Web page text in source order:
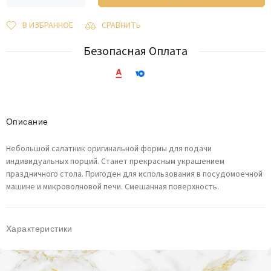
В ИЗБРАННОЕ СРАВНИТЬ
Безопасная Оплата
Описание
Небольшой салатник оригинальной формы для подачи
индивидуальных порций. Станет прекрасным украшением
праздничного стола. Пригоден для использования в посудомоечной
машине и микроволновой печи. Смешанная поверхность.
Характеристики